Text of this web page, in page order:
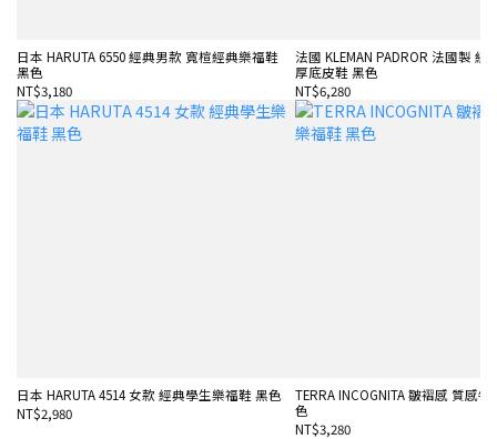
日本 HARUTA 6550 經典男款 寬楦經典樂福鞋
黑色
NT$3,180
法國 KLEMAN PADROR 法國製 經
厚底皮鞋 黑色
NT$6,280
日本 HARUTA 4514 女款 經典學生樂福鞋 黑色
NT$2,980
TERRA INCOGNITA 皺褶感 質感
色
NT$3,280